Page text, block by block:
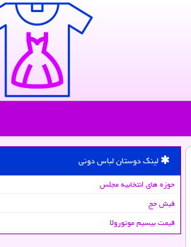
لینک دوستان لباس دونی
حوزه های انتخابیه مجلس
فیش حج
قیمت بیسیم موتورولا